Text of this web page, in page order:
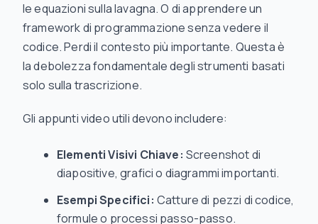
le equazioni sulla lavagna. O di apprendere un
framework di programmazione senza vedere il
codice. Perdi il contesto più importante. Questa è
la debolezza fondamentale degli strumenti basati
solo sulla trascrizione.
Gli appunti video utili devono includere:
Elementi Visivi Chiave: Screenshot di
diapositive, grafici o diagrammi importanti.
Esempi Specifici: Catture di pezzi di codice,
formule o processi passo-passo.